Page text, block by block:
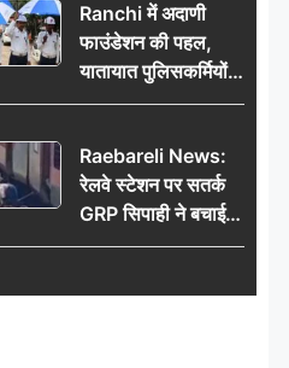
Ranchi में अदाणी
फाउंडेशन की पहल,
यातायात पुलिसकर्मियों
को वितरित किए गए छाते
Raebareli News:
रेलवे स्टेशन पर सतर्क
GRP सिपाही ने बचाई
महिला की जान, चलती
हादसा टला; घटना